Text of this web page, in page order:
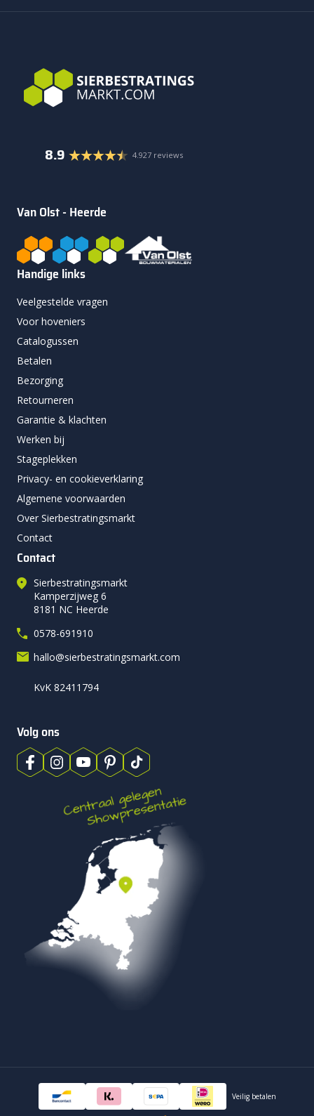
8.9 4.927 reviews
Van Olst - Heerde
Handige links
Veelgestelde vragen
Voor hoveniers
Catalogussen
Betalen
Bezorging
Retourneren
Garantie & klachten
Werken bij
Stageplekken
Privacy- en cookieverklaring
Algemene voorwaarden
Over Sierbestratingsmarkt
Contact
Contact
Sierbestratingsmarkt
Kamperzijweg 6
8181 NC Heerde
0578-691910
hallo@sierbestratingsmarkt.com
KvK 82411794
Volg ons
Veilig betalen